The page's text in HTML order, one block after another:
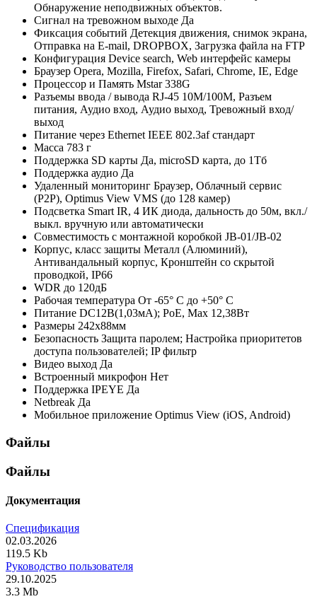
Обнаружение неподвижных объектов.
Сигнал на тревожном выходе Да
Фиксация событий Детекция движения, снимок экрана,
Отправка на E-mail, DROPBOX, Загрузка файла на FTP
Конфигурация Device search, Web интерфейс камеры
Браузер Opera, Mozilla, Firefox, Safari, Chrome, IE, Edge
Процессор и Память Mstar 338G
Разъемы ввода / вывода RJ-45 10M/100M, Разъем
питания, Аудио вход, Аудио выход, Тревожный вход/
выход
Питание через Ethernet IEEE 802.3af стандарт
Масса 783 г
Поддержка SD карты Да, microSD карта, до 1Тб
Поддержка аудио Да
Удаленный мониторинг Браузер, Облачный сервис
(P2P), Optimus View VMS (до 128 камер)
Подсветка Smart IR, 4 ИК диода, дальность до 50м, вкл./
выкл. вручную или автоматически
Совместимость с монтажной коробкой JB-01/JB-02
Корпус, класс защиты Металл (Алюминий),
Антивандальный корпус, Кронштейн со скрытой
проводкой, IР66
WDR до 120дБ
Рабочая температура От -65° С до +50° С
Питание DC12В(1,03мА); РоЕ, Мах 12,38Вт
Размеры 242х88мм
Безопасность Защита паролем; Настройка приоритетов
доступа пользователей; IP фильтр
Видео выход Да
Встроенный микрофон Нет
Поддержка IPEYE Да
Netbreak Да
Мобильное приложение Optimus View (iOS, Android)
Файлы
Файлы
Документация
Спецификация
02.03.2026
119.5 Kb
Руководство пользователя
29.10.2025
3.3 Mb